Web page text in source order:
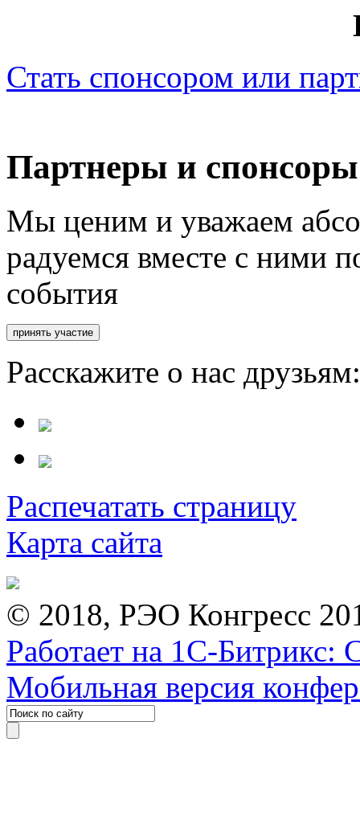
Стать спонсором или
Партнеры и спонсоры
Мы ценим и уважаем
радуемся вместе с ними
события
Расскажите о нас
Распечатать страницу
Карта сайта
© 2018, РЭО Конгресс
Работает на 1С-Битрикс:
Мобильная версия